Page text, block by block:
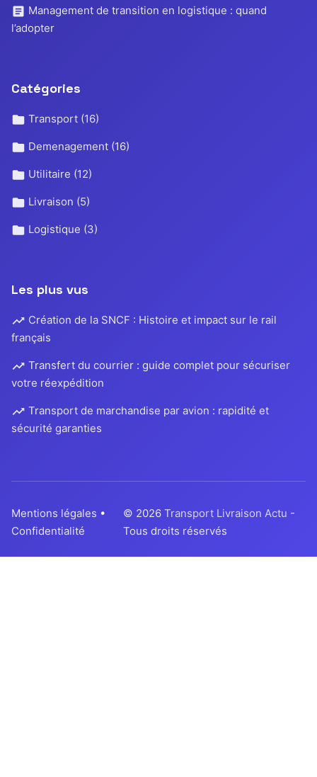
Management de transition en logistique : quand
l’adopter
Catégories
Transport (16)
Demenagement (16)
Utilitaire (12)
Livraison (5)
Logistique (3)
Les plus vus
Création de la SNCF : Histoire et impact sur le rail
français
Transfert du courrier : guide complet pour sécuriser
votre réexpédition
Transport de marchandise par avion : rapidité et
sécurité garanties
Mentions légales •
Confidentialité
© 2026 Transport Livraison Actu -
Tous droits réservés